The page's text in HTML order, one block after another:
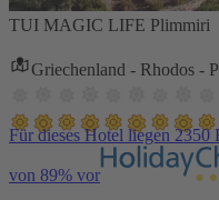
TUI MAGIC LIFE Plimmiri
Griechenland - Rhodos -
Für dieses Hotel liegen
von 89% vor